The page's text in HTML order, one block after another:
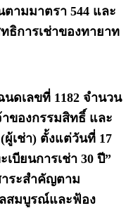
ามมาตรา 544 และ
ธิการเช่าของทายาท
ดเลขที่ 1182 จำนวน
าของกรรมสิทธิ์ และ
เช่า) ตั้งแต่วันที่ 17
บียนการเช่า 30 ปี”
ระสำคัญตาม
สมบูรณ์และฟ้อง